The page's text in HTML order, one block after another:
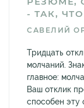
- ТАК,
САВЕЛИЙ
Тридцать
молчаний.
главное:
Ваш отклик
способен эту